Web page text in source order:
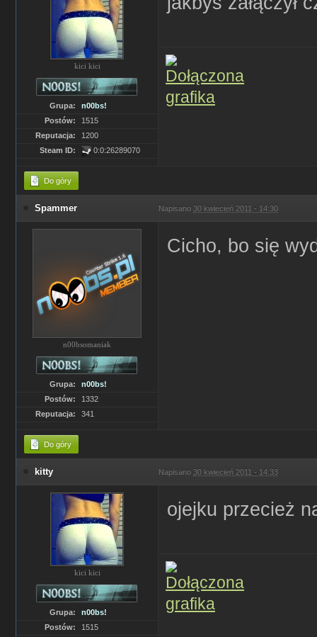
kici kici
Grupa:
n00bs!
Postów:
1515
Reputacja:
1200
Steam ID:
0:0:26289070
Do góry
Spammer Napisano 30 kwiecień 2011 - 14:30
n00bsomaniak
Grupa:
n00bs!
Postów:
1332
Reputacja:
341
Cicho, bo się
Do góry
kitty Napisano 30 kwiecień 2011 - 14:33
kici kici
Grupa:
n00bs!
Postów:
1515
ojejku przecież